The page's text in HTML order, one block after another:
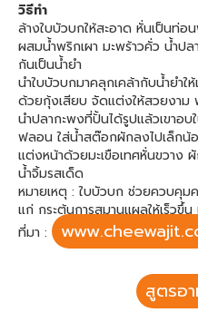
วิธีทำ
ล้างใบบัวบกให้สะอาด หั่นเป็นท่
ผสมน้ำพริกเผา มะพร้าวคั่ว น้ำปล
กันเป็นน้ำยำ
นำใบบัวบกมาคลุกเคล้ากับน้ำยำใ
ด้วยกุ้งเสียบ จัดแต่งให้สวยงาม
นำปลากะพงที่ปั้นได้รูปแล้วเขาอบ
ฟลอน ใส่น้ำสต๊อกผักลงไปเล็กน้
แต่งหน้าด้วยมะเขือเทศหั่นขวาง
น้ำจิ้มรสเด็ด
หมายเหตุ : ใบบัวบก ช่วยควบคุม
แก่ กระตุ้นการสมานแผลให้เร็วขึ้น
ที่มา :
สูตรอ